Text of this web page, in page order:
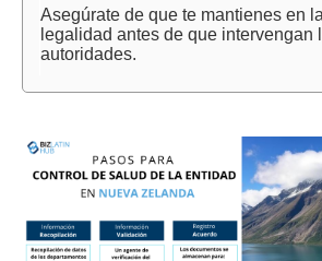
Asegúrate de que te mantienes en la
legalidad antes de que intervengan
autoridades.